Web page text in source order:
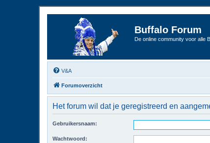
Buffalo Forum
De online community voor alle
V&A
Forumoverzicht
Het forum wil dat je geregistreerd en
Gebruikersnaam:
Wachtwoord: